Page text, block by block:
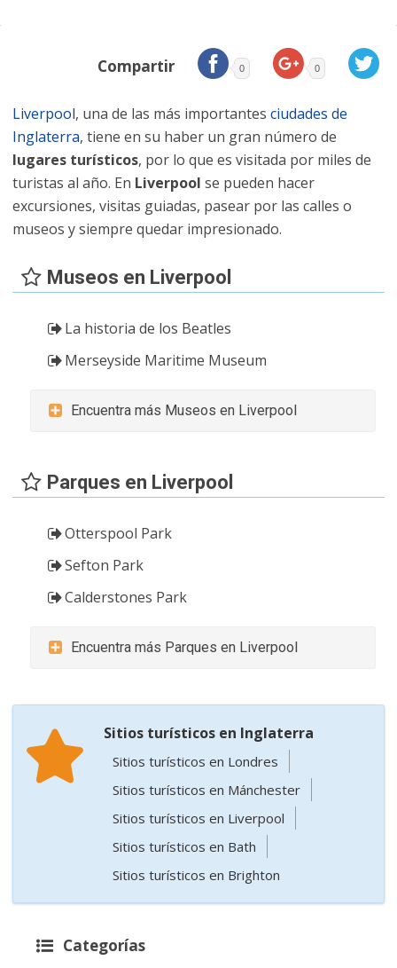
Compartir 0 0
Liverpool, una de las más importantes ciudades de
Inglaterra, tiene en su haber un gran número de
lugares turísticos, por lo que es visitada por miles de
turistas al año. En Liverpool se pueden hacer
excursiones, visitas guiadas, pasear por las calles o
museos y siempre quedar impresionado.
Museos en Liverpool
La historia de los Beatles
Merseyside Maritime Museum
Encuentra más Museos en Liverpool
Parques en Liverpool
Otterspool Park
Sefton Park
Calderstones Park
Encuentra más Parques en Liverpool
Sitios turísticos en Inglaterra
Sitios turísticos en Londres
Sitios turísticos en Mánchester
Sitios turísticos en Liverpool
Sitios turísticos en Bath
Sitios turísticos en Brighton
Categorías